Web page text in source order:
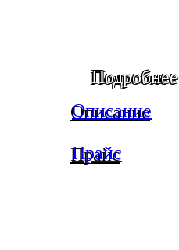
Подробнее
Описание
Прайс